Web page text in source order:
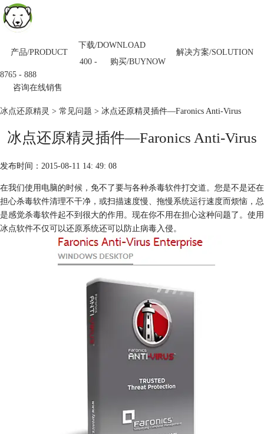
产品/PRODUCT 解决方案/SOLUTION
下载/DOWNLOAD
购买/BUYNOW
400 -
8765 - 888
咨询在线销售
冰点还原精灵 > 常见问题 > 冰点还原精灵插件—Faronics Anti-Virus
冰点还原精灵插件—Faronics Anti-Virus
发布时间：2015-08-11 14: 49: 08
在我们使用电脑的时候，免不了要与各种杀毒软件打交道。您是不是还在
担心杀毒软件清理不干净，或扫描速度慢、拖慢系统运行速度而烦恼，总
是感觉杀毒软件起不到很大的作用。现在你不用在担心这种问题了。使用
冰点软件不仅可以还原系统还可以防止病毒入侵。